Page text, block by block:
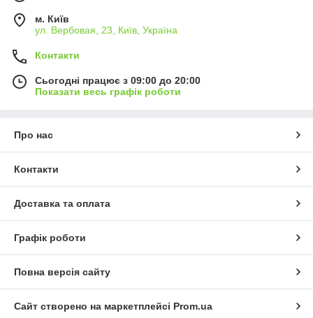
м. Київ
ул. Вербовая, 23, Київ, Україна
Контакти
Сьогодні працює з 09:00 до 20:00
Показати весь графік роботи
Про нас
Контакти
Доставка та оплата
Графік роботи
Повна версія сайту
Сайт створено на маркетплейсі Prom.ua